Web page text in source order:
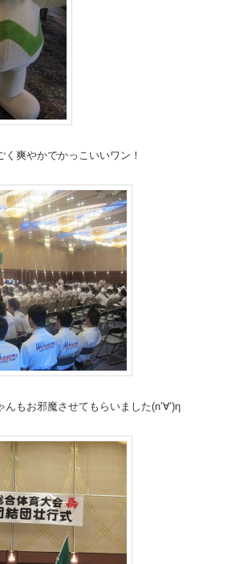
爽やかでかっこいいワン！
もお邪魔させてもらいました(n‘∀‘)η